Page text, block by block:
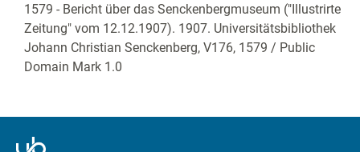
1579 - Bericht über das Senckenbergmuseum ("Illustrirte
Zeitung" vom 12.12.1907). 1907. Universitätsbibliothek
Johann Christian Senckenberg, V176, 1579 / Public
Domain Mark 1.0